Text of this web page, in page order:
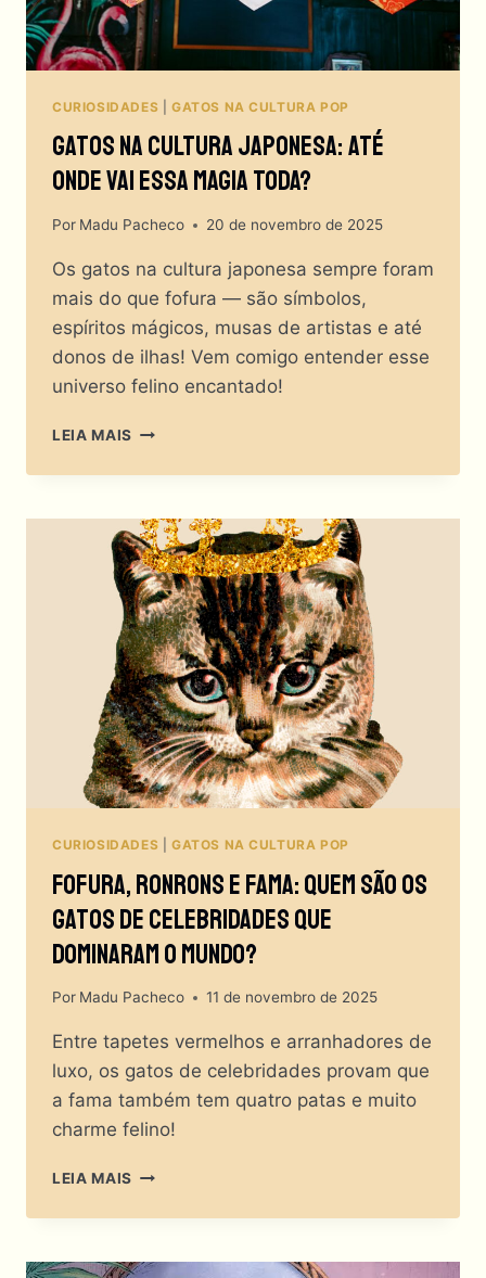
CURIOSIDADES GATOS NA CULTURA POP
Gatos Na Cultura Japonesa: Até
Onde Vai Essa Magia Toda?
Por Madu Pacheco 20 de novembro de 2025
Os gatos na cultura japonesa sempre foram
mais do que fofura — são símbolos,
espíritos mágicos, musas de artistas e até
donos de ilhas! Vem comigo entender esse
universo felino encantado!
LEIA MAIS GATOS
CULTURA
ATÉ
ONDE
VAI
ESSA
MAGIA
TODA?
CURIOSIDADES GATOS NA CULTURA POP
Fofura, Ronrons E Fama: Quem São Os
Gatos De Celebridades Que
Dominaram O Mundo?
Por Madu Pacheco 11 de novembro de 2025
Entre tapetes vermelhos e arranhadores de
luxo, os gatos de celebridades provam que
a fama também tem quatro patas e muito
charme felino!
LEIA MAIS FOFURA,
E
QUEM